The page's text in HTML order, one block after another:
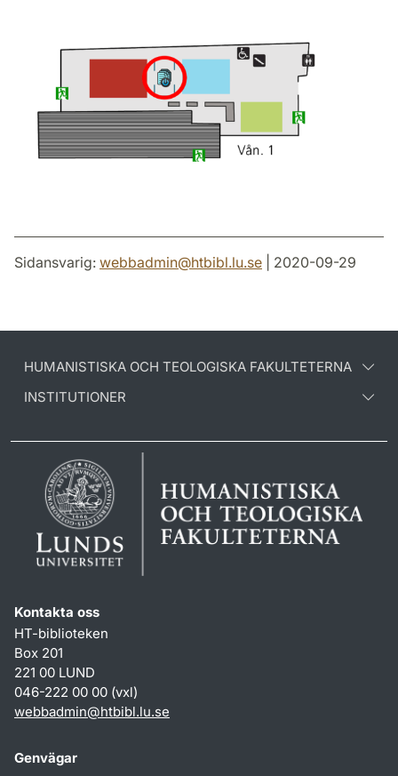
Sidansvarig: webbadmin@htbibl.lu.se | 2020-09-29
HUMANISTISKA OCH TEOLOGISKA FAKULTETERNA
INSTITUTIONER
Kontakta oss
HT-biblioteken
Box 201
221 00 LUND
046-222 00 00 (vxl)
webbadmin@htbibl.lu.se
Genvägar